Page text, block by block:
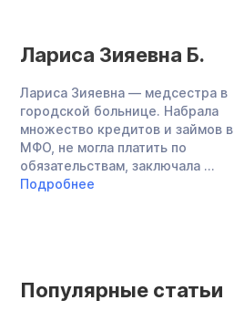
Лариса Зияевна Б.
Лариса Зияевна — медсестра в
городской больнице. Набрала
множество кредитов и займов в
МФО, не могла платить по
обязательствам, заключала ...
Подробнее
Популярные статьи